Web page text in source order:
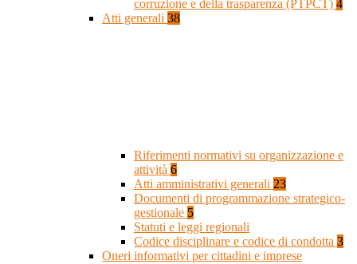
corruzione e della trasparenza (PTPCT) 4
Atti generali 38
Riferimenti normativi su organizzazione e
attività 6
Atti amministrativi generali 23
Documenti di programmazione strategico-
gestionale 5
Statuti e leggi regionali
Codice disciplinare e codice di condotta 3
Oneri informativi per cittadini e imprese